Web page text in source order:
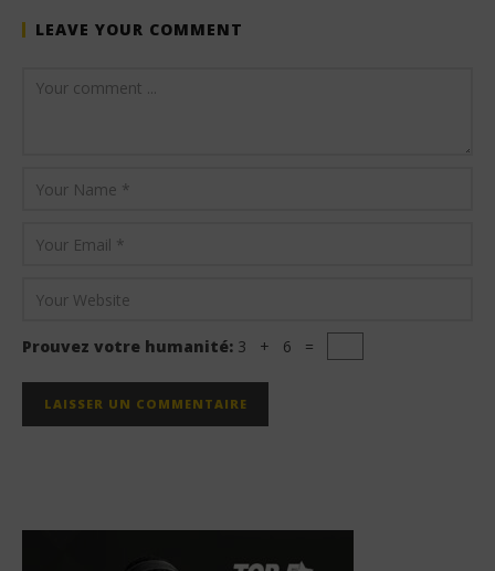
LEAVE YOUR COMMENT
Prouvez votre humanité: 3 + 6 =